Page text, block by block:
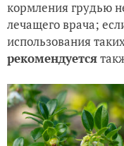
кормления грудью
лечащего врача;
использования
рекомендуется